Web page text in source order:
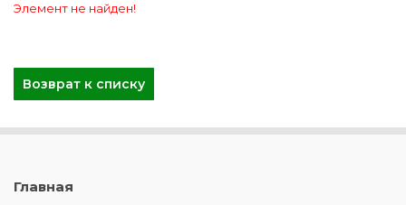
Элемент не найден!
Возврат к списку
Главная